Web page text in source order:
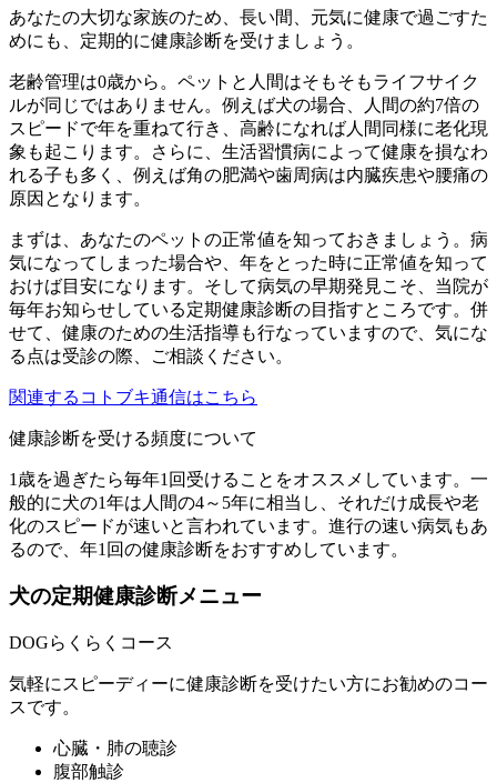
あなたの大切な家族のため、長い間、元気に健康で過ごすた
めにも、定期的に健康診断を受けましょう。
老齢管理は0歳から。ペットと人間はそもそもライフサイク
ルが同じではありません。例えば犬の場合、人間の約7倍の
スピードで年を重ねて行き、高齢になれば人間同様に老化現
象も起こります。さらに、生活習慣病によって健康を損なわ
れる子も多く、例えば角の肥満や歯周病は内臓疾患や腰痛の
原因となります。
まずは、あなたのペットの正常値を知っておきましょう。病
気になってしまった場合や、年をとった時に正常値を知って
おけば目安になります。そして病気の早期発見こそ、当院が
毎年お知らせしている定期健康診断の目指すところです。併
せて、健康のための生活指導も行なっていますので、気にな
る点は受診の際、ご相談ください。
関連するコトブキ通信はこちら
健康診断を受ける頻度について
1歳を過ぎたら毎年1回受けることをオススメしています。一
般的に犬の1年は人間の4～5年に相当し、それだけ成長や老
化のスピードが速いと言われています。進行の速い病気もあ
るので、年1回の健康診断をおすすめしています。
犬の定期健康診断メニュー
DOGらくらくコース
気軽にスピーディーに健康診断を受けたい方にお勧めのコー
スです。
心臓・肺の聴診
腹部触診